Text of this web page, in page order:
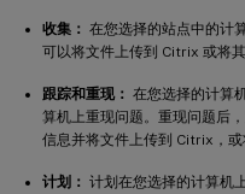
收集： 在您选择的站点中的计
可以将文件上传到 Citrix 或将其
跟踪和重现： 在您选择的计算
算机上重现问题。重现问题后
信息并将文件上传到 Citrix，或
计划： 计划在您选择的计算机